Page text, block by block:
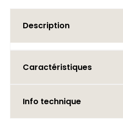
Description
Caractéristiques
Info technique